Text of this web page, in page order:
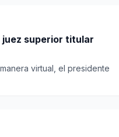
juez superior titular
virtual, el presidente